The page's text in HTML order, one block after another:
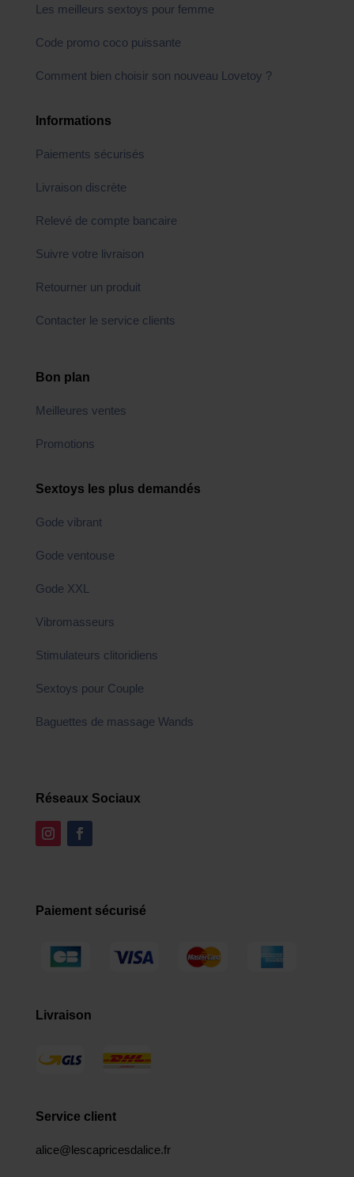
Les meilleurs sextoys pour femme
Code promo coco puissante
Comment bien choisir son nouveau Lovetoy ?
Informations
Paiements sécurisés
Livraison discrète
Relevé de compte bancaire
Suivre votre livraison
Retourner un produit
Contacter le service clients
Bon plan
Meilleures ventes
Promotions
Sextoys les plus demandés
Gode vibrant
Gode ventouse
Gode XXL
Vibromasseurs
Stimulateurs clitoridiens
Sextoys pour Couple
Baguettes de massage Wands
Réseaux Sociaux
Paiement sécurisé
Livraison
Service client
alice@lescapricesdalice.fr